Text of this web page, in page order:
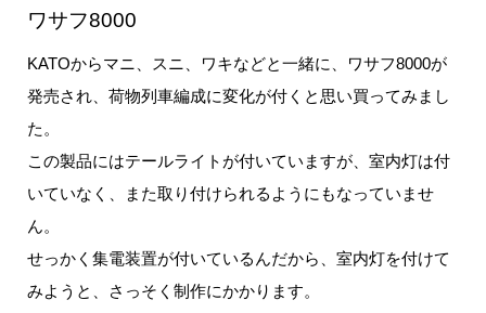
ワサフ8000
KATOからマニ、スニ、ワキなどと一緒に、ワサフ8000が
発売され、荷物列車編成に変化が付くと思い買ってみまし
た。
この製品にはテールライトが付いていますが、室内灯は付
いていなく、また取り付けられるようにもなっていませ
ん。
せっかく集電装置が付いているんだから、室内灯を付けて
みようと、さっそく制作にかかります。